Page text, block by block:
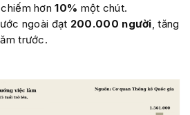
chiếm hơn10% một chút.
ngoài đạt 200.000 người, tăng
trước.